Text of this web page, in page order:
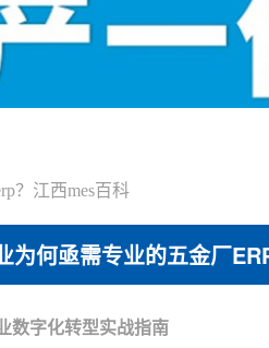
？江西mes百科
为何亟需专业的五金厂
数字化转型实战指南